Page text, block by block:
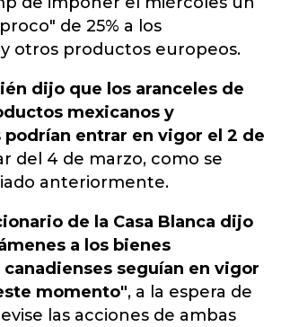
de 25% a los
otros productos europeos.
dijo que los aranceles de
mexicanos y
podrían entrar en vigor el 2 de
del 4 de marzo, como se
anteriormente.
de la Casa Blanca dijo
a los bienes
seguían en vigor
momento", a la espera de
las acciones de ambas